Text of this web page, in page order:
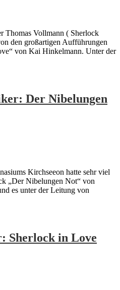
Thomas Vollmann ( Sherlock
den großartigen Aufführungen
von Kai Hinkelmann. Unter der
Der Nibelungen
Kirchseeon hatte sehr viel
„Der Nibelungen Not“ von
es unter der Leitung von
Sherlock in Love